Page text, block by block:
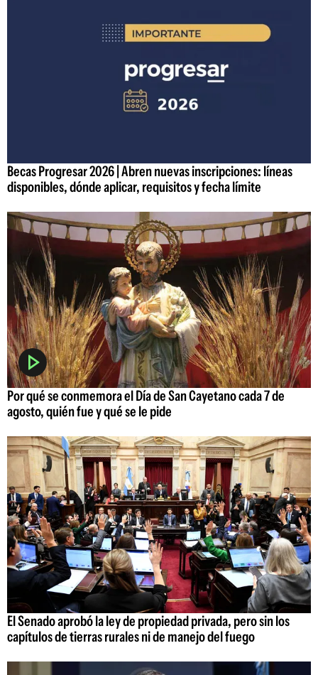
Becas Progresar 2026 | Abren nuevas inscripciones: líneas
disponibles, dónde aplicar, requisitos y fecha límite
Por qué se conmemora el Día de San Cayetano cada 7 de
agosto, quién fue y qué se le pide
El Senado aprobó la ley de propiedad privada, pero sin los
capítulos de tierras rurales ni de manejo del fuego